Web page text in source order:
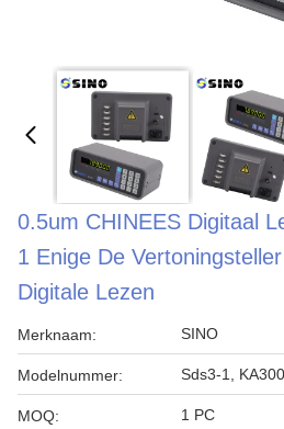
0.5um CHINEES Digitaal
1 Enige De
Digitale Lezen
Merknaam: SINO
Modelnummer: Sds3-1,
MOQ: 1 PC